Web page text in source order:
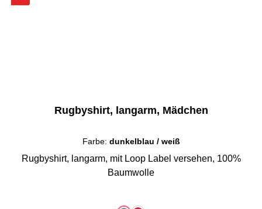
Rugbyshirt, langarm, Mädchen
Farbe: dunkelblau / weiß
Rugbyshirt, langarm, mit Loop Label versehen, 100%
Baumwolle